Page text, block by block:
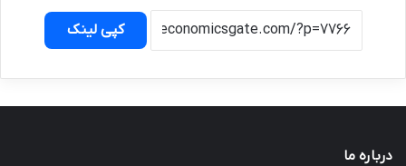
کپی لینک
درباره ما